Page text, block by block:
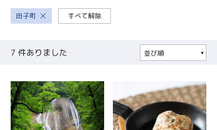
田子町 すべて解除
7 件ありました
並び順
現在地から近い順